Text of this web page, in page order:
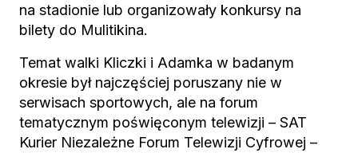
na stadionie lub organizowały konkursy na
bilety do Mulitikina.
Temat walki Kliczki i Adamka w badanym
okresie był najczęściej poruszany nie w
serwisach sportowych, ale na forum
tematycznym poświęconym telewizji – SAT
Kurier Niezależne Forum Telewizji Cyfrowej –